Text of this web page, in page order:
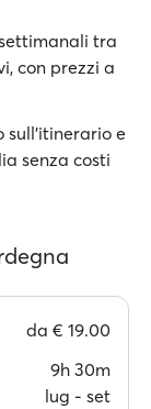
tra
con prezzi a
sull'itinerario e
senza costi
da € 19.00
9h 30m
lug ‐ set